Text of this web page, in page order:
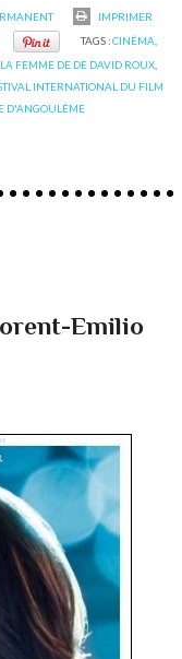
IMPRIMER
TAGS :CINÉMA
FEMME DE DE DAVID ROUX
INTERNATIONAL DU FILM
D'ANGOULÊME
Emilio